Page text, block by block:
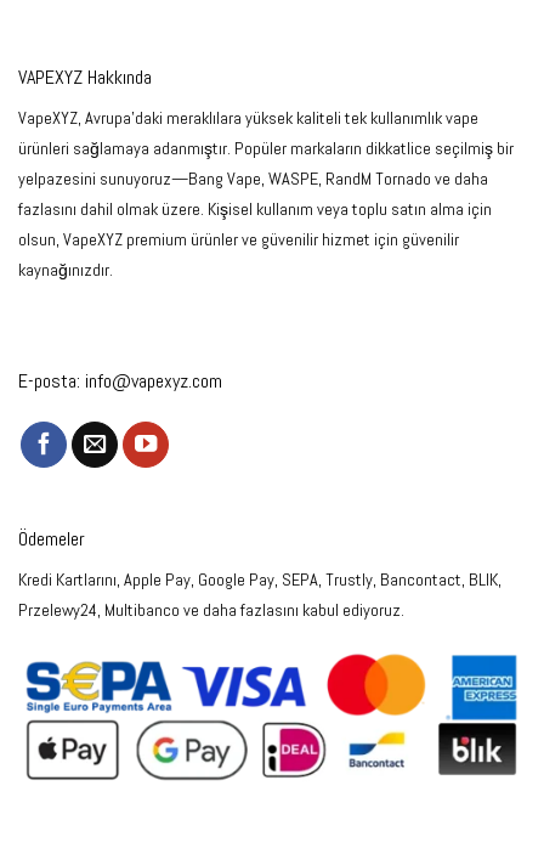
VAPEXYZ Hakkında
VapeXYZ, Avrupa'daki meraklılara yüksek kaliteli tek kullanımlık vape
ürünleri sağlamaya adanmıştır. Popüler markaların dikkatlice seçilmiş bir
yelpazesini sunuyoruz—Bang Vape, WASPE, RandM Tornado ve daha
fazlasını dahil olmak üzere. Kişisel kullanım veya toplu satın alma için
olsun, VapeXYZ premium ürünler ve güvenilir hizmet için güvenilir
kaynağınızdır.
E-posta: info@vapexyz.com
Ödemeler
Kredi Kartlarını, Apple Pay, Google Pay, SEPA, Trustly, Bancontact, BLIK,
Przelewy24, Multibanco ve daha fazlasını kabul ediyoruz.